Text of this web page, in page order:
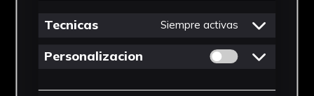
Tecnicas Siempre activas
Personalizacion Permitir cookies